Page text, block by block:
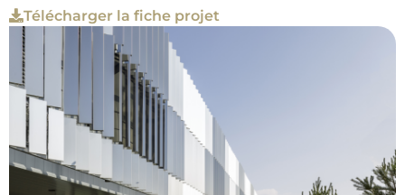
Télécharger la fiche projet